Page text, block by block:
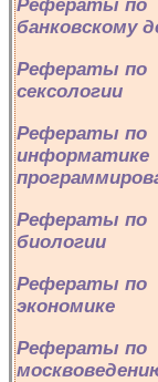
Рефераты по
банковскому
Рефераты по
сексологии
Рефераты по
информатике
Рефераты по
биологии
Рефераты по
экономике
Рефераты по